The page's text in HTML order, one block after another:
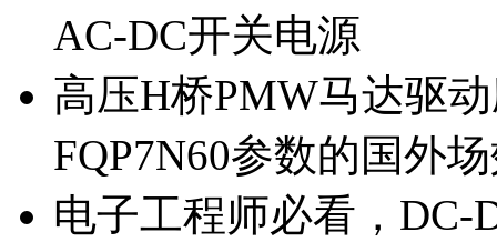
AC-DC开关电源
高压H桥PMW马达驱
FQP7N60参数的国外
电子工程师必看，DC-